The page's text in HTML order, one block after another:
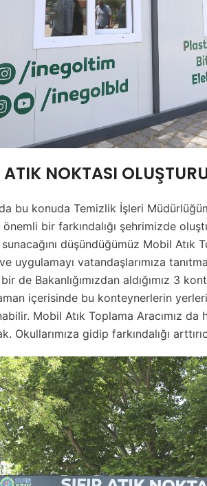
ATIK NOKTASI
bu konuda Temizlik İşleri
bir farkındalığı şehrimizde
düşündüğümüz Mobil Atık
uygulamayı vatandaşlarımıza
de Bakanlığımızdan aldığımız 3
içerisinde bu konteynerlerin
Mobil Atık Toplama Aracımız da
gidip farkındalığı